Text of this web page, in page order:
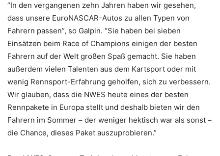
“In den vergangenen zehn Jahren haben wir gesehen,
dass unsere EuroNASCAR-Autos zu allen Typen von
Fahrern passen”, so Galpin. “Sie haben bei sieben
Einsätzen beim Race of Champions einigen der besten
Fahrern auf der Welt großen Spaß gemacht. Sie haben
außerdem vielen Talenten aus dem Kartsport oder mit
wenig Rennsport-Erfahrung geholfen, sich zu verbessern.
Wir glauben, dass die NWES heute eines der besten
Rennpakete in Europa stellt und deshalb bieten wir den
Fahrern im Sommer – der weniger hektisch war als sonst –
die Chance, dieses Paket auszuprobieren.”